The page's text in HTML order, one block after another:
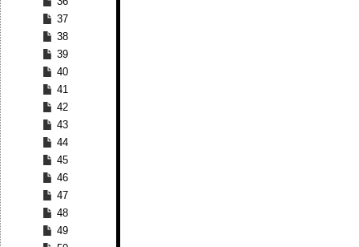
37
38
39
40
41
42
43
44
45
46
47
48
49